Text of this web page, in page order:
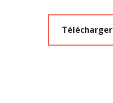
Télécharger